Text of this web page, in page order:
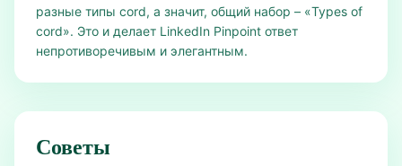
разные типы cord, а значит, общий набор – «Types of
cord». Это и делает LinkedIn Pinpoint ответ
непротиворечивым и элегантным.
Советы